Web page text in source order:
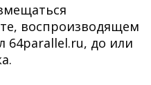
воспроизводящем
64parallel.ru, до или